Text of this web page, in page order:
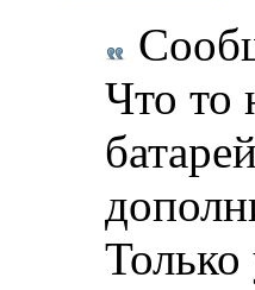
Что то
Только